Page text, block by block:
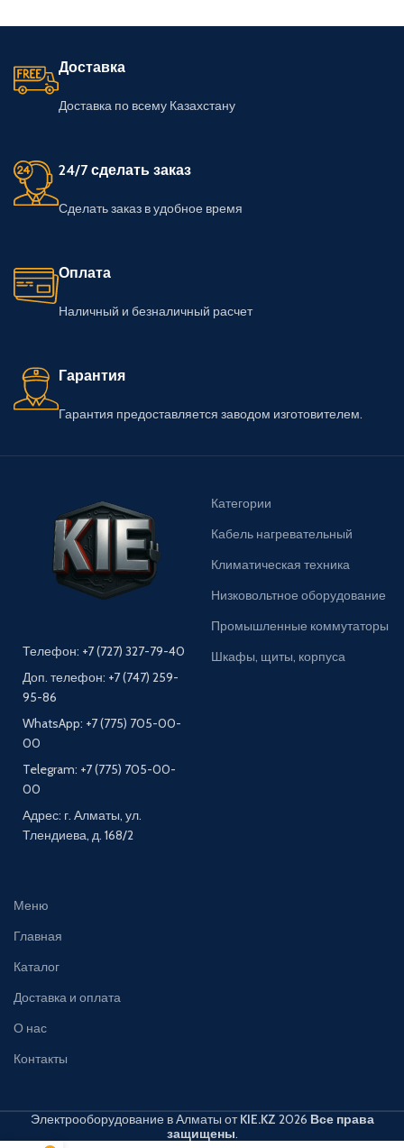
Доставка
Доставка по всему Казахстану
24/7 сделать заказ
Сделать заказ в удобное время
Оплата
Наличный и безналичный расчет
Гарантия
Гарантия предоставляется заводом изготовителем.
Телефон: +7 (727) 327-79-40
Доп. телефон: +7 (747) 259-
95-86
WhatsApp: +7 (775) 705-00-
00
Telegram: +7 (775) 705-00-
00
Адрес: г. Алматы, ул.
Тлендиева, д. 168/2
Категории
Кабель нагревательный
Климатическая техника
Низковольтное оборудование
Промышленные коммутаторы
Шкафы, щиты, корпуса
Меню
Главная
Каталог
Доставка и оплата
О нас
Контакты
Электрооборудование в Алматы отKIE.KZ 2026 Все права
защищены.